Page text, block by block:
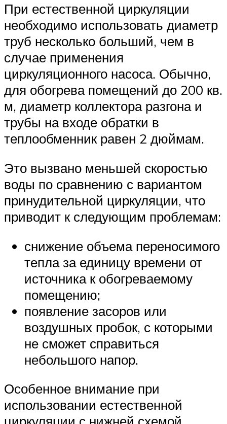
При естественной циркуляции
необходимо использовать диаметр
труб несколько больший, чем в
случае применения
циркуляционного насоса. Обычно,
для обогрева помещений до 200 кв.
м, диаметр коллектора разгона и
трубы на входе обратки в
теплообменник равен 2 дюймам.
Это вызвано меньшей скоростью
воды по сравнению с вариантом
принудительной циркуляции, что
приводит к следующим проблемам:
снижение объема переносимого
тепла за единицу времени от
источника к обогреваемому
помещению;
появление засоров или
воздушных пробок, с которыми
не сможет справиться
небольшого напор.
Особенное внимание при
использовании естественной